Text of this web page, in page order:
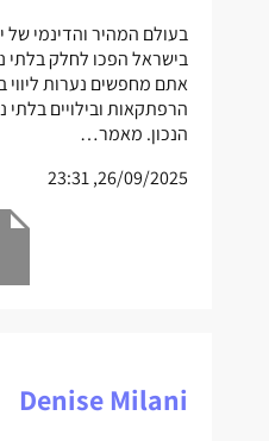
בעולם המהיר והדינמי של
בישראל הפכו לחלק בלתי
אתם מחפשים נערות
הרפתקאות ובילויים
הנכון. מאמר…
26/09/2025, 23:31
Denise Milani